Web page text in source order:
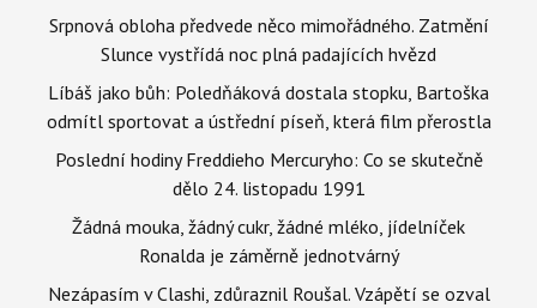
Srpnová obloha předvede něco mimořádného. Zatmění
Slunce vystřídá noc plná padajících hvězd
Líbáš jako bůh: Poledňáková dostala stopku, Bartoška
odmítl sportovat a ústřední píseň, která film přerostla
Poslední hodiny Freddieho Mercuryho: Co se skutečně
dělo 24. listopadu 1991
Žádná mouka, žádný cukr, žádné mléko, jídelníček
Ronalda je záměrně jednotvárný
Nezápasím v Clashi, zdůraznil Roušal. Vzápětí se ozval